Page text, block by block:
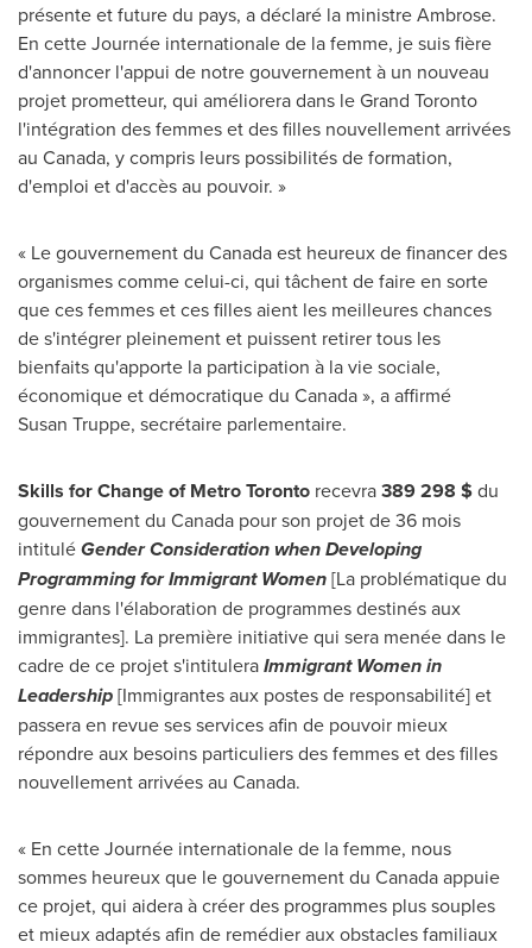
présente et future du pays, a déclaré la ministre Ambrose.
En cette Journée internationale de la femme, je suis fière
d'annoncer l'appui de notre gouvernement à un nouveau
projet prometteur, qui améliorera dans le Grand Toronto
l'intégration des femmes et des filles nouvellement arrivées
au Canada, y compris leurs possibilités de formation,
d'emploi et d'accès au pouvoir. »
« Le gouvernement du Canadaest heureux de financer des
organismes comme celui-ci, qui tâchent de faire en sorte
que ces femmes et ces filles aient les meilleures chances
de s'intégrer pleinement et puissent retirer tous les
bienfaits qu'apporte la participation à la vie sociale,
économique et démocratique du Canada », a affirmé
Susan Truppe, secrétaire parlementaire.
Skills for Change of MetroToronto recevra389 298 $du
gouvernement du Canada pour son projet de 36 mois
intituléGender Consideration when Developing
Programming for Immigrant Women[La problématique du
genre dans l'élaboration de programmes destinés aux
immigrantes]. La première initiative qui sera menée dans le
cadre de ce projet s'intituleraImmigrant Women in
Leadership[Immigrantes aux postes de responsabilité] et
passera en revue ses services afin de pouvoir mieux
répondre aux besoins particuliers des femmes et des filles
nouvellement arrivées au Canada.
« En cette Journée internationale de la femme, nous
sommes heureux que le gouvernement du Canadaappuie
ce projet, qui aidera à créer des programmes plus souples
et mieux adaptés afin de remédier aux obstacles familiaux